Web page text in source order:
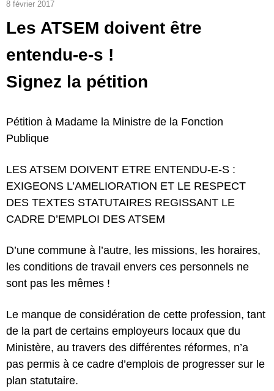
8 février 2017
Les ATSEM doivent être
entendu-e-s !
Signez la pétition
Pétition à Madame la Ministre de la Fonction
Publique
LES ATSEM DOIVENT ETRE ENTENDU-E-S :
EXIGEONS L’AMELIORATION ET LE RESPECT
DES TEXTES STATUTAIRES REGISSANT LE
CADRE D’EMPLOI DES ATSEM
D’une commune à l’autre, les missions, les horaires,
les conditions de travail envers ces personnels ne
sont pas les mêmes !
Le manque de considération de cette profession, tant
de la part de certains employeurs locaux que du
Ministère, au travers des différentes réformes, n’a
pas permis à ce cadre d’emplois de progresser sur le
plan statutaire.